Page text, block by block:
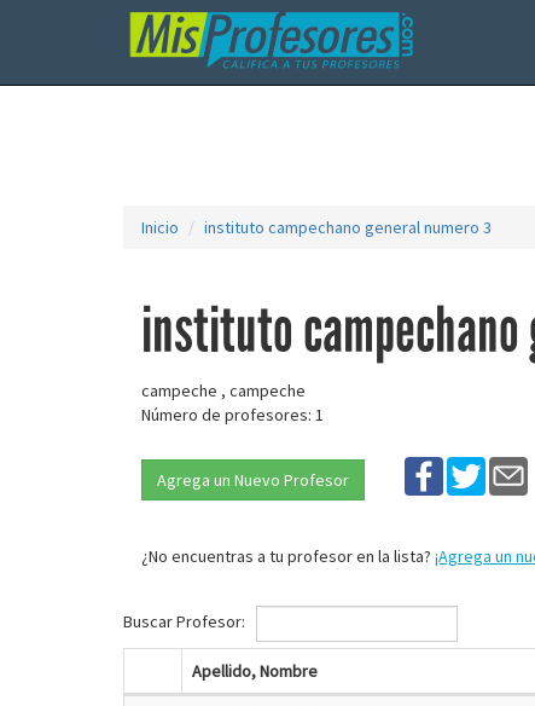
Inicio instituto campechano general numero 3
instituto
campeche , campeche
Número de profesores: 1
Agrega un Nuevo Profesor
¿No encuentras a tu profesor en la lista? ¡Agrega un
Buscar Profesor:
Apellido, Nombre